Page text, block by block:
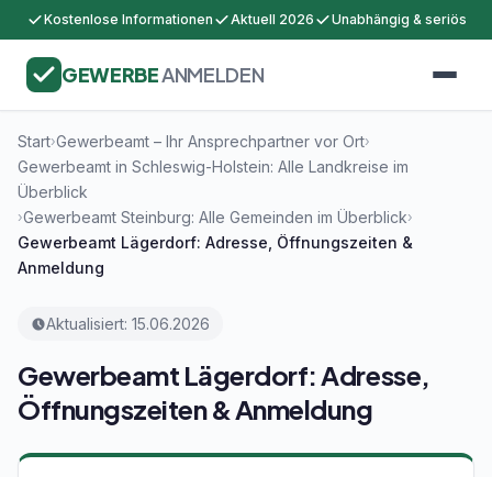
Kostenlose Informationen Aktuell 2026 Unabhängig & seriös
GEWERBEANMELDEN
Start›Gewerbeamt – Ihr Ansprechpartner vor Ort›
Gewerbeamt in Schleswig-Holstein: Alle Landkreise im
Überblick
›Gewerbeamt Steinburg: Alle Gemeinden im Überblick›
Gewerbeamt Lägerdorf: Adresse, Öffnungszeiten &
Anmeldung
Aktualisiert: 15.06.2026
Gewerbeamt Lägerdorf: Adresse,
Öffnungszeiten & Anmeldung